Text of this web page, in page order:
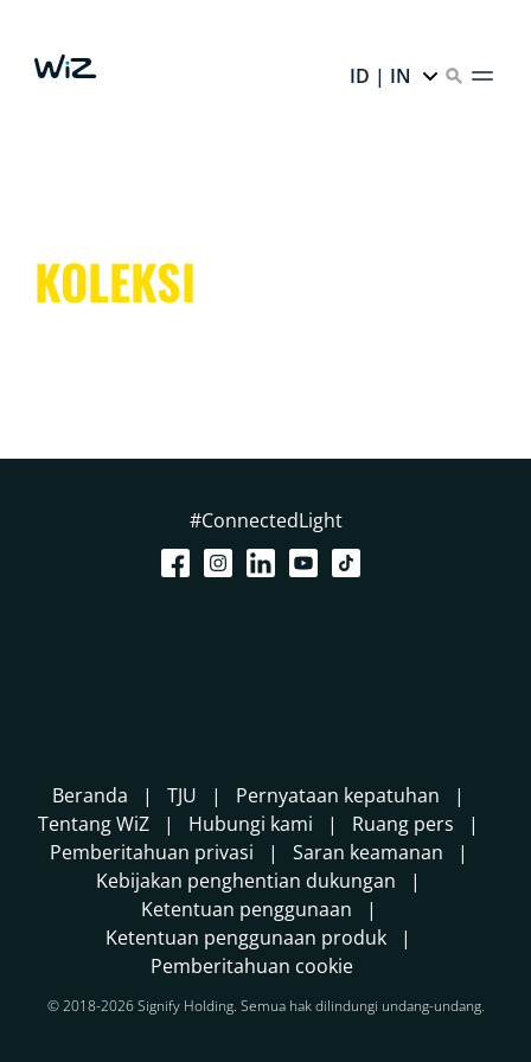
ID | IN
KOLEKSI
#ConnectedLight
Beranda TJU
Pernyataan kepatuhan
Tentang WiZ
Hubungi kami
Ruang pers
Pemberitahuan privasi
Saran keamanan
Kebijakan penghentian dukungan
Ketentuan penggunaan
Ketentuan penggunaan produk
Pemberitahuan cookie
© 2018-2026 Signify Holding. Semua hak dilindungi undang-undang.